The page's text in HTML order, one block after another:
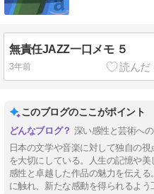
無責任JAZZ一口メモ ５
3年前
このブログのここがポイント
深い感性と芸術へ
日本の文学や音楽に対して独自の
を大切にしている。人生の記憶や
感性と卓越した作品の魅力を伝え
に触れ、新たな感動を得られるよう